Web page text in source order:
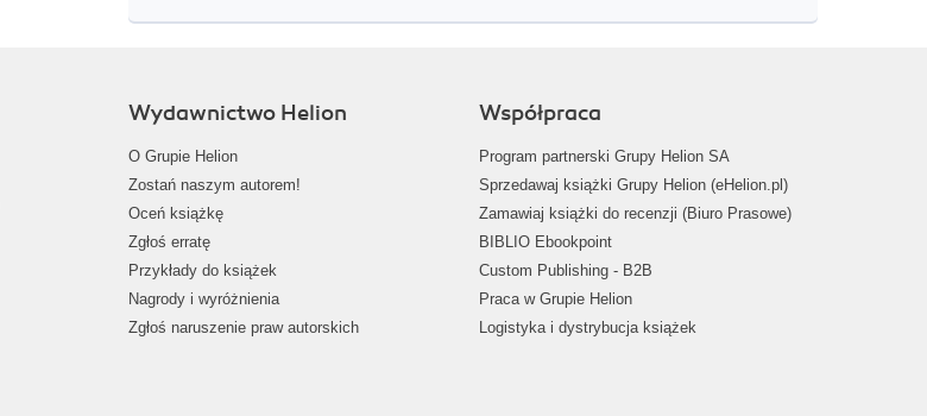
Wydawnictwo Helion
O Grupie Helion
Zostań naszym autorem!
Oceń książkę
Zgłoś erratę
Przykłady do książek
Nagrody i wyróżnienia
Zgłoś naruszenie praw autorskich
Współpraca
Program partnerski Grupy Helion SA
Sprzedawaj książki Grupy Helion (eHelion.pl)
Zamawiaj książki do recenzji (Biuro Prasowe)
BIBLIO Ebookpoint
Custom Publishing - B2B
Praca w Grupie Helion
Logistyka i dystrybucja książek